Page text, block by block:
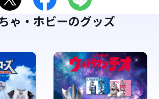
ゃ・ホビーのグッズ